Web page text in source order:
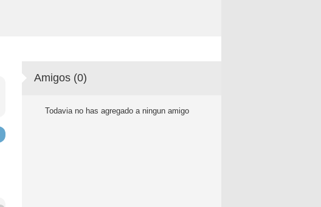
Amigos (0)
Todavia no has agregado a ningun amigo